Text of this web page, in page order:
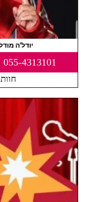
יודל'ה
055-4313101
חוות